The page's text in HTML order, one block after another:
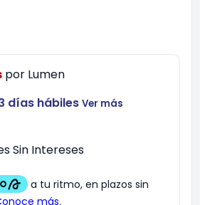
por Lumen
días hábiles Ver más
Sin Intereses